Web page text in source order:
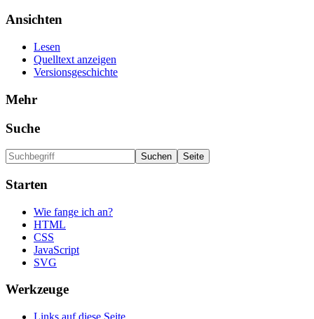
Ansichten
Lesen
Quelltext anzeigen
Versionsgeschichte
Mehr
Suche
Starten
Wie fange ich an?
HTML
CSS
JavaScript
SVG
Werkzeuge
Links auf diese Seite